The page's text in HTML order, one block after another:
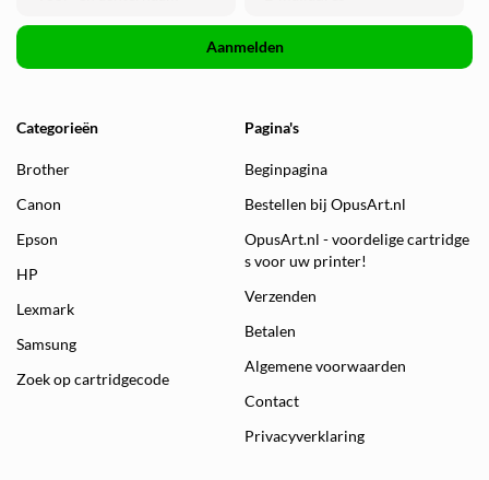
Aanmelden
Categorieën
Brother
Canon
Epson
HP
Lexmark
Samsung
Zoek op cartridgecode
Pagina's
Beginpagina
Bestellen bij OpusArt.nl
OpusArt.nl - voordelige cartridge
s voor uw printer!
Verzenden
Betalen
Algemene voorwaarden
Contact
Privacyverklaring